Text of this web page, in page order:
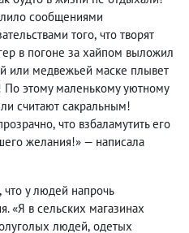
сообщениями
того, что творят
в погоне за хайпом выложил
или медвежьей маске плывет
По этому маленькому уютному
считают сакральным!
, что взбаламутить его
желания!» — написала
, что у людей напрочь
«Я в сельских магазинах
людей, одетых